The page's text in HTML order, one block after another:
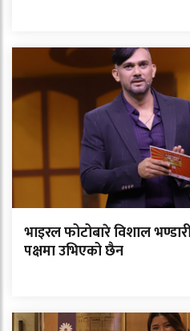
भाइरल फोटोबारे विशाल
पक्षमा उभिएको छैन